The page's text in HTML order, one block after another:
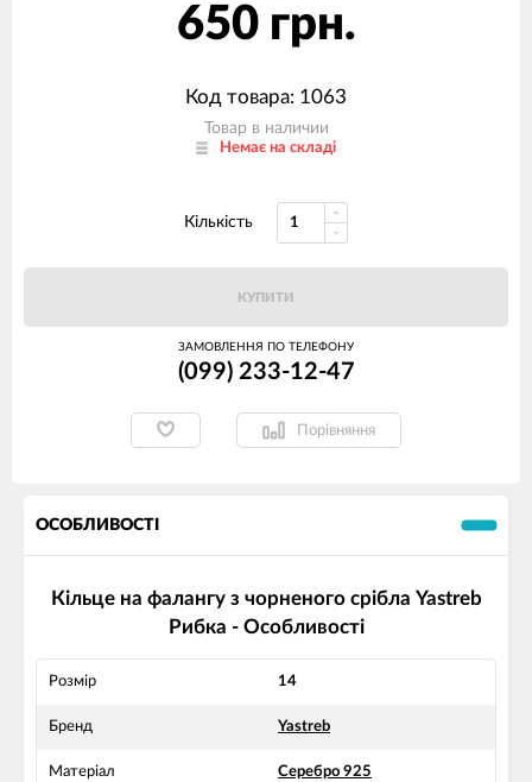
650 грн.
Код товара: 1063
Товар в наличии
Немає на складі
Кількість
КУПИТИ
ЗАМОВЛЕННЯ ПО ТЕЛЕФОНУ
(099) 233-12-47
Порівняння
ОСОБЛИВОСТІ
Кільце на фалангу з чорненого срібла Yastreb
Рибка - Особливості
Розмір 14
Бренд Yastreb
Матеріал Серебро 925